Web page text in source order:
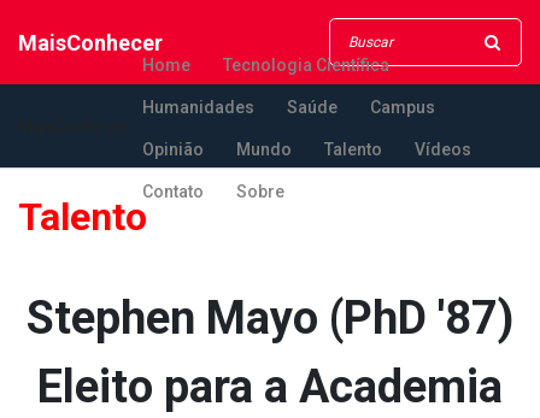
MaisConhecer
Home Tecnologia Científica
Humanidades Saúde Campus
Opinião Mundo Talento Vídeos
Contato Sobre
Talento
Stephen Mayo (PhD '87)
Eleito para a Academia